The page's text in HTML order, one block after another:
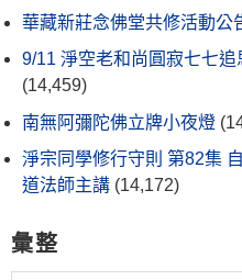
華藏新莊念佛堂共修活動公
9/11 淨空老和尚圓寂七七追
(14,459)
南無阿彌陀佛立牌小夜燈
淨宗同學修行守則 第82集
道法師主講 (14,172)
彙整